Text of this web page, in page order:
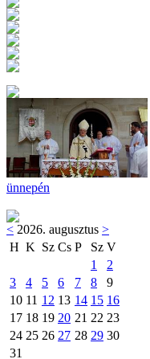
ünnepén
< 2026. augusztus >
H K Sz Cs P Sz V
1
2
3
4 5 6 7 8
9
10 11 12 13 14 15 16
17 18 19 20 21 22 23
24 25 26 27 28 29 30
31